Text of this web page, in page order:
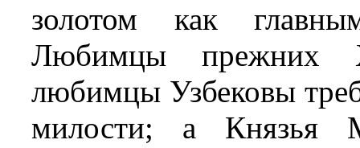
золотом как
Любимцы прежних
любимцы Узбековы
милости; а Князья